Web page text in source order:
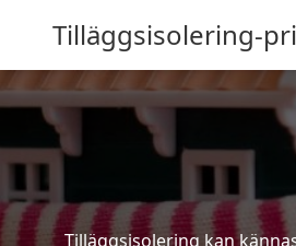
Tilläggsisolering-
Tilläggsisolering kan